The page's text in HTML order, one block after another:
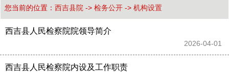
您当前的位置： 西吉县院 -> 检务公开-> 机构设置
西吉县人民检察院院领导简介
2026-04-01
西吉县人民检察院内设及工作职责